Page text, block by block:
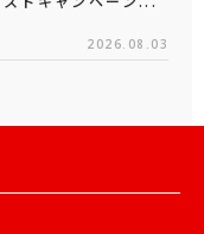
2026.08.03